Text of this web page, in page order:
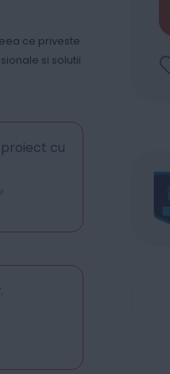
ce priveste
si solutii
proiect cu
.